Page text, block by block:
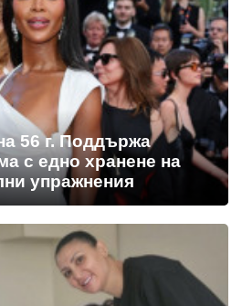
56 г. Поддържа
с едно хранене на
упражнения